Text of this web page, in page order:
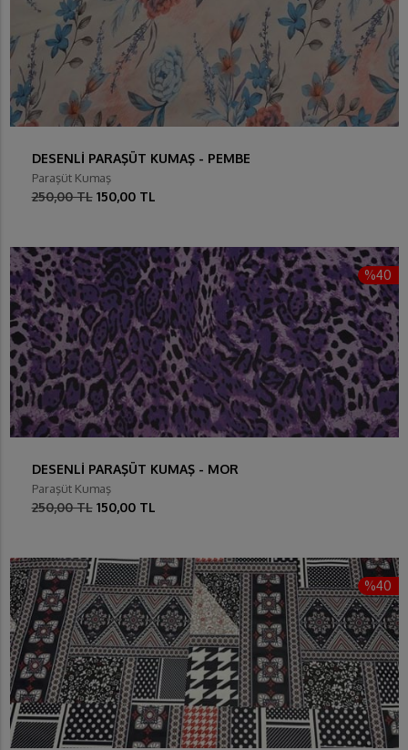
DESENLİ PARAŞÜT KUMAŞ - PEMBE
Paraşüt Kumaş
250,00 TL 150,00 TL
%40
DESENLİ PARAŞÜT KUMAŞ - MOR
Paraşüt Kumaş
250,00 TL 150,00 TL
%40